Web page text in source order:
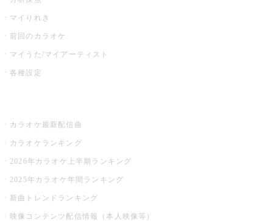
マイりれき
前回のカラオケ
マイうた/マイアーティスト
各種設定
カラオケ最新配信曲
カラオケランキング
2026年カラオケ上半期ランキング
2025年カラオケ年間ランキング
新曲トレンドランキング
映像コンテンツ配信情報（本人映像等）